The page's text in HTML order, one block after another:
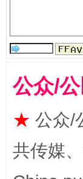
受贿
公众/
★ 公众/
共传媒